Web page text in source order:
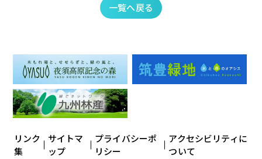
一覧へ戻る
リンク
集
サイトマ
ップ
プライバシーポ
リシー
アクセシビリティに
ついて